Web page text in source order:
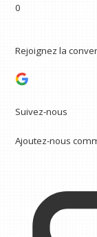
0
Rejoignez la
Suivez-nous
Ajoutez-nous